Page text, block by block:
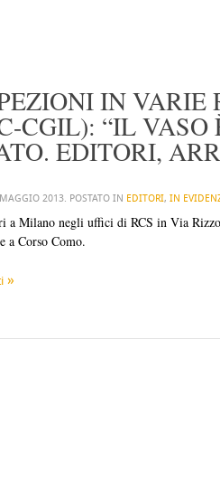
IN
CGIL): “IL VASO
EDITORI,
2013. POSTATO IN EDITORI, IN
a Milano negli uffici di RCS in Via
a Corso Como.